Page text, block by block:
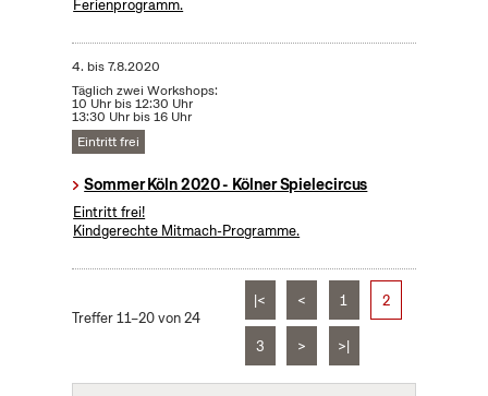
Ferienprogramm.
4. bis7.8.2020
Täglich zwei Workshops:
10 Uhr bis 12:30 Uhr
13:30 Uhr bis 16 Uhr
Eintritt frei
Sommer Köln 2020 - Kölner Spielecircus
Eintritt frei!
Kindgerechte Mitmach-Programme.
Treffer 11–20 von 24
|< < 1 2
3 > >|